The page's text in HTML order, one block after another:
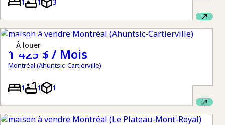
1 1 3
à louer
1 425 $ / Mois
Montréal (Ahuntsic-Cartierville)
1 1 1